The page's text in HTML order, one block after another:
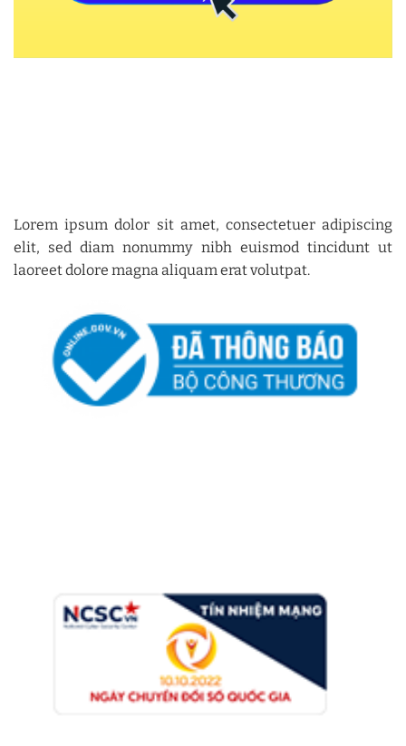
Lorem ipsum dolor sit amet, consectetuer adipiscing
elit, sed diam nonummy nibh euismod tincidunt ut
laoreet dolore magna aliquam erat volutpat.